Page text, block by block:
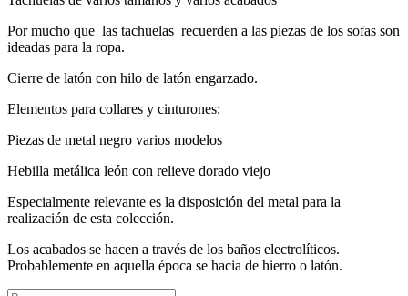
Por mucho que las tachuelas recuerden a las piezas de los sofas son
ideadas para la ropa.
Cierre de latón con hilo de latón engarzado.
Elementos para collares y cinturones:
Piezas de metal negro varios modelos
Hebilla metálica león con relieve dorado viejo
Especialmente relevante es la disposición del metal para la
realización de esta colección.
Los acabados se hacen a través de los baños electrolíticos.
Probablemente en aquella época se hacia de hierro o latón.